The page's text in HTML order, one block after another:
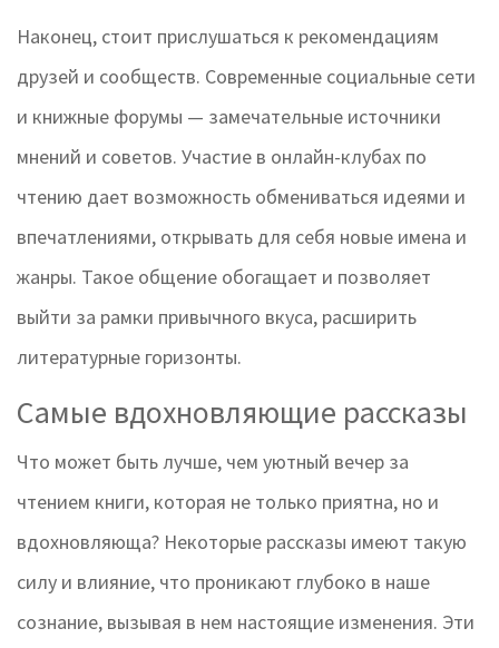
Наконец, стоит прислушаться к рекомендациям
друзей и сообществ. Современные социальные сети
и книжные форумы — замечательные источники
мнений и советов. Участие в онлайн-клубах по
чтению дает возможность обмениваться идеями и
впечатлениями, открывать для себя новые имена и
жанры. Такое общение обогащает и позволяет
выйти за рамки привычного вкуса, расширить
литературные горизонты.
Самые вдохновляющие рассказы
Что может быть лучше, чем уютный вечер за
чтением книги, которая не только приятна, но и
вдохновляюща? Некоторые рассказы имеют такую
силу и влияние, что проникают глубоко в наше
сознание, вызывая в нем настоящие изменения. Эти